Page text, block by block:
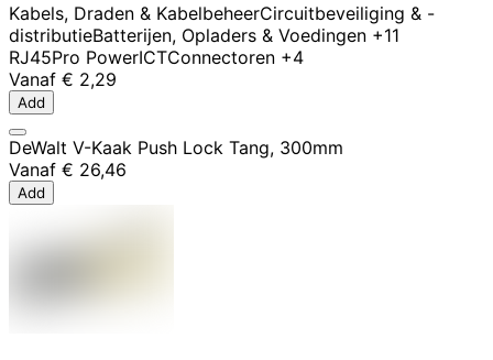
Kabels, Draden & KabelbeheerCircuitbeveiliging & -
distributieBatterijen, Opladers & Voedingen +11
RJ45Pro PowerICTConnectoren +4
Vanaf € 2,29
Add
DeWalt V-Kaak Push Lock Tang, 300mm
Vanaf € 26,46
Add